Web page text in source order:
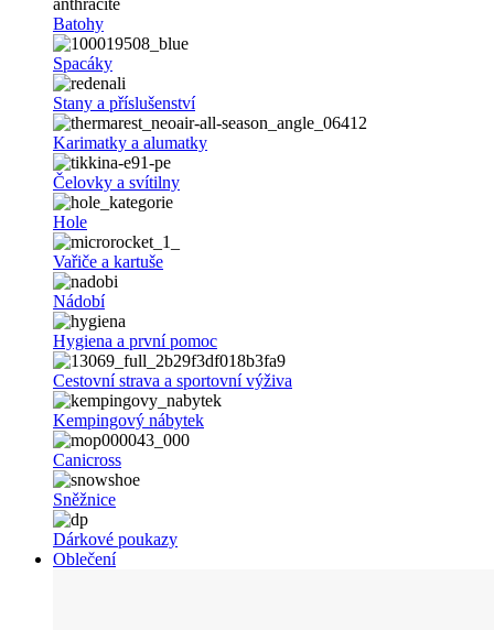
Batohy
Spacáky
Stany a příslušenství
Karimatky a alumatky
Čelovky a svítilny
Hole
Vařiče a kartuše
Nádobí
Hygiena a první pomoc
Cestovní strava a sportovní výživa
Kempingový nábytek
Canicross
Sněžnice
Dárkové poukazy
Oblečení